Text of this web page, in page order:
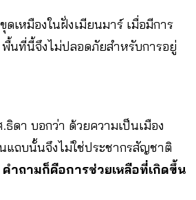
เหมืองในฝั่งเมียนมาร์ เมื่อมีการ
นที่นี้จึงไม่ปลอดภัยสำหรับการอยู่
ดา บอกว่า ด้วยความเป็นเมือง
แถบนั้นจึงไม่ใช่ประชากรสัญชาติ
คำถามก็คือการช่วยเหลือที่เกิดขึ้น